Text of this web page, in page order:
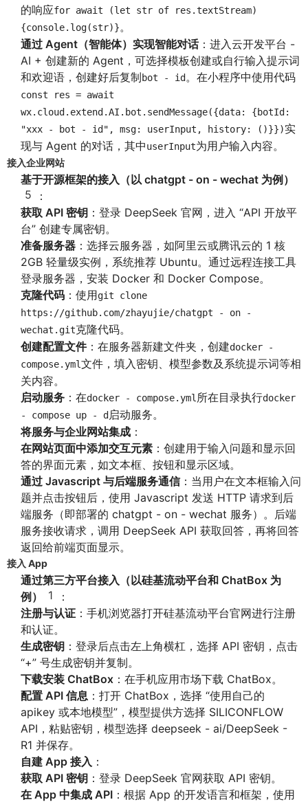
的响应for await (let str of res.textStream)
{console.log(str)}。
通过 Agent（智能体）实现智能对话：进入云开发平台 -
AI + 创建新的 Agent，可选择模板创建或自行输入提示词
和欢迎语，创建好后复制bot - id。在小程序中使用代码
const res = await
wx.cloud.extend.AI.bot.sendMessage({data: {botId:
"xxx - bot - id", msg: userInput, history: ()}})实
现与 Agent 的对话，其中userInput为用户输入内容。
接入企业网站
基于开源框架的接入（以 chatgpt - on - wechat 为例）
5
：
获取 API 密钥 ：登录 DeepSeek 官网，进入 “API 开放平
台” 创建专属密钥。
准备服务器 ：选择云服务器，如阿里云或腾讯云的 1 核
2GB 轻量级实例，系统推荐 Ubuntu。通过远程连接工具
登录服务器，安装 Docker 和 Docker Compose。
克隆代码 ：使用git clone
https://github.com/zhayujie/chatgpt - on -
wechat.git克隆代码。
创建配置文件：在服务器新建文件夹，创建docker -
compose.yml文件，填入密钥、模型参数及系统提示词等相
关内容。
启动服务 ：在docker - compose.yml 所在目录执行docker
- compose up - d 启动服务。
将服务与企业网站集成 ：
在网站页面中添加交互元素 ：创建用于输入问题和显示回
答的界面元素，如文本框、按钮和显示区域。
通过 Javascript 与后端服务通信：当用户在文本框输入问
题并点击按钮后，使用 Javascript 发送 HTTP 请求到后
端服务（即部署的 chatgpt - on - wechat 服务）。后端
服务接收请求，调用 DeepSeek API 获取回答，再将回答
返回给前端页面显示。
接入 App
通过第三方平台接入（以硅基流动平台和 ChatBox 为
例）
1
：
注册与认证 ：手机浏览器打开硅基流动平台官网进行注册
和认证。
生成密钥 ：登录后点击左上角横杠，选择 API 密钥，点击
“+” 号生成密钥并复制。
下载安装 ChatBox ：在手机应用市场下载 ChatBox。
配置 API 信息 ：打开 ChatBox，选择 “使用自己的
apikey 或本地模型”，模型提供方选择 SILICONFLOW
API，粘贴密钥，模型选择 deepseek - ai/DeepSeek -
R1 并保存。
自建 App 接入 ：
获取 API 密钥 ：登录 DeepSeek 官网获取 API 密钥。
在 App 中集成 API ：根据 App 的开发语言和框架，使用